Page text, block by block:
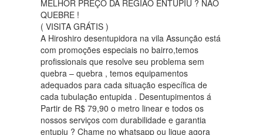
MELHOR PREÇO DA REGIÃO ENTUPIU ? NÃO
QUEBRE !
( VISITA GRÁTIS )
A Hiroshiro desentupidora na vila Assunção está
com promoções especiais no bairro,temos
profissionais que resolve seu problema sem
quebra – quebra , temos equipamentos
adequados para cada situação específica de
cada tubulação entupida . Desentupimentos á
Partir de R$ 79,90 o metro linear e todos os
nossos serviços com durabilidade e garantia
entupiu ? Chame no whatsapp ou ligue agora